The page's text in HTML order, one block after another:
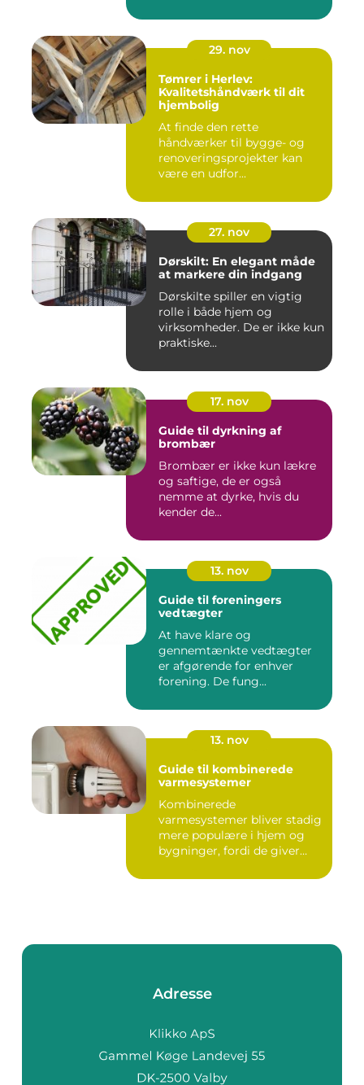
29. nov
Tømrer i Herlev:
Kvalitetshåndværk til dit
hjembolig
At finde den rette
håndværker til bygge- og
renoveringsprojekter kan
være en udfor...
27. nov
Dørskilt: En elegant måde
at markere din indgang
Dørskilte spiller en vigtig
rolle i både hjem og
virksomheder. De er ikke kun
praktiske...
17. nov
Guide til dyrkning af
brombær
Brombær er ikke kun lækre
og saftige, de er også
nemme at dyrke, hvis du
kender de...
13. nov
Guide til foreningers
vedtægter
At have klare og
gennemtænkte vedtægter
er afgørende for enhver
forening. De fung...
13. nov
Guide til kombinerede
varmesystemer
Kombinerede
varmesystemer bliver stadig
mere populære i hjem og
bygninger, fordi de giver
Adresse